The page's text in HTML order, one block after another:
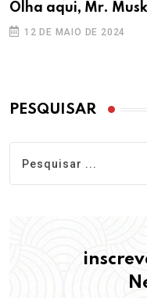
Olha aqui, Mr. Musk
12 DE MAIO DE 2024
PESQUISAR